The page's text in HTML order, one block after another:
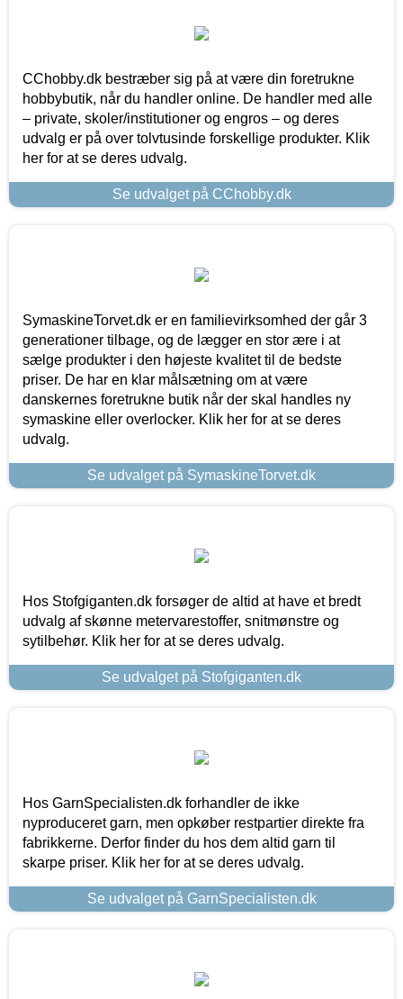
CChobby.dk bestræber sig på at være din foretrukne
hobbybutik, når du handler online. De handler med alle
– private, skoler/institutioner og engros – og deres
udvalg er på over tolvtusinde forskellige produkter. Klik
her for at se deres udvalg.
Se udvalget på CChobby.dk
SymaskineTorvet.dk er en familievirksomhed der går 3
generationer tilbage, og de lægger en stor ære i at
sælge produkter i den højeste kvalitet til de bedste
priser. De har en klar målsætning om at være
danskernes foretrukne butik når der skal handles ny
symaskine eller overlocker. Klik her for at se deres
udvalg.
Se udvalget på SymaskineTorvet.dk
Hos Stofgiganten.dk forsøger de altid at have et bredt
udvalg af skønne metervarestoffer, snitmønstre og
sytilbehør. Klik her for at se deres udvalg.
Se udvalget på Stofgiganten.dk
Hos GarnSpecialisten.dk forhandler de ikke
nyproduceret garn, men opkøber restpartier direkte fra
fabrikkerne. Derfor finder du hos dem altid garn til
skarpe priser. Klik her for at se deres udvalg.
Se udvalget på GarnSpecialisten.dk